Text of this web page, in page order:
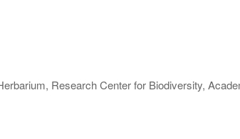
Research Center for Biodiversity,